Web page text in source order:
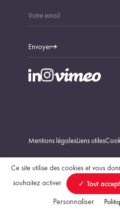
Trouver un
Envoyer
Mentions légalesLiens utiles
Ce site utilise des cookies et vous
souhaitez activer
Tout
Personnaliser